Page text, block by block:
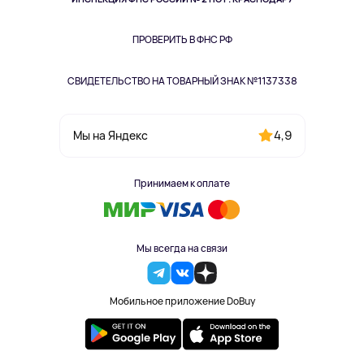
ПРОВЕРИТЬ В ФНС РФ
СВИДЕТЕЛЬСТВО НА ТОВАРНЫЙ ЗНАК №1137338
Мы на Яндекс 4,9
Принимаем к оплате
Мы всегда на связи
Мобильное приложение DoBuy
Одежда и аксессуары